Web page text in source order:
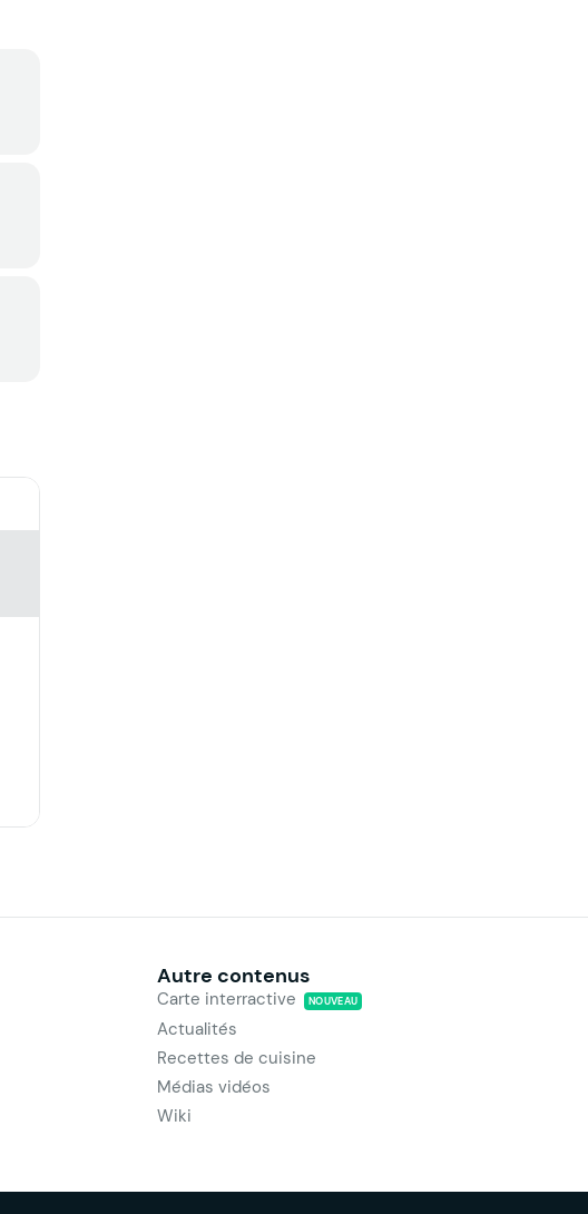
Autre contenus
Carte interractive NOUVEAU
Actualités
Recettes de cuisine
Médias vidéos
Wiki